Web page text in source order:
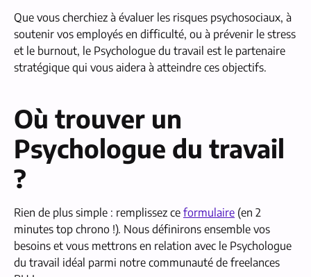
Que vous cherchiez à évaluer les risques psychosociaux, à
soutenir vos employés en difficulté, ou à prévenir le stress
et le burnout, le Psychologue du travail est le partenaire
stratégique qui vous aidera à atteindre ces objectifs.
Où trouver un
Psychologue du travail
?
Rien de plus simple : remplissez ce formulaire (en 2
minutes top chrono !). Nous définirons ensemble vos
besoins et vous mettrons en relation avec le Psychologue
du travail idéal parmi notre communauté de freelances